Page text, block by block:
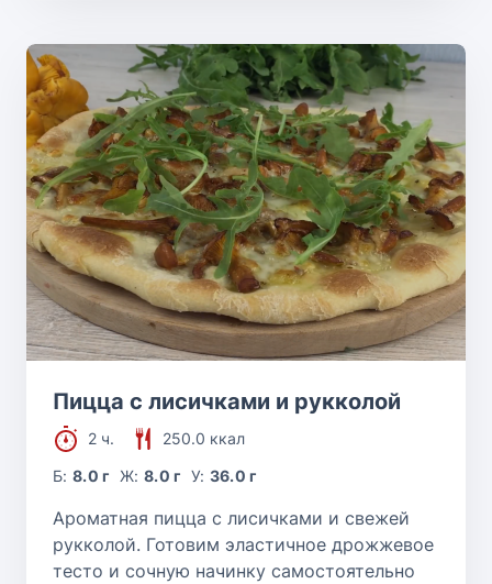
Пицца с лисичками и рукколой
2 ч.
250.0 ккал
Б:8.0 г Ж: 8.0 г У: 36.0 г
Ароматная пицца с лисичками и свежей
рукколой. Готовим эластичное дрожжевое
тесто и сочную начинку самостоятельно